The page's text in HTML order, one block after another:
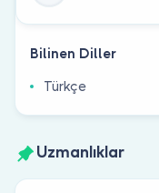
Bilinen Diller
Türkçe
Uzmanlıklar